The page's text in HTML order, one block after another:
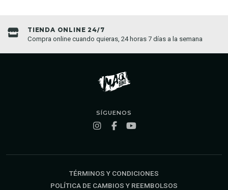
TIENDA ONLINE 24/7
Compra online cuando quieras, 24 horas 7 días a la semana
SÍGUENOS
TÉRMINOS Y CONDICIONES
POLÍTICA DE CAMBIOS Y REEMBOLSOS